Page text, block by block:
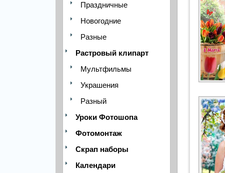
Праздничные
Новогодние
Разные
Растровый клипарт
Мультфильмы
Украшения
Разный
Уроки Фотошопа
Фотомонтаж
Скрап наборы
Календари